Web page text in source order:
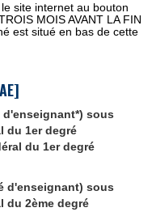
site internet au bouton
MOIS AVANT LA FIN
est situé en bas de cette
d'enseignant*) sous
du 1er degré
du 1er degré
d'enseignant) sous
du 2ème degré